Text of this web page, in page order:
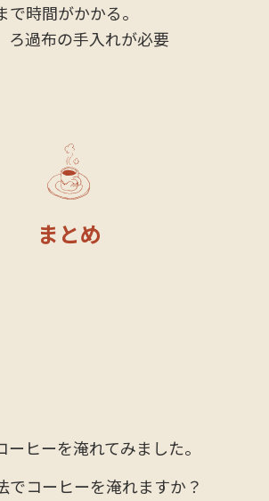
時間がかかる。
ろ過布の手入れが必要
まとめ
ヒーを淹れてみました。
でコーヒーを淹れますか？